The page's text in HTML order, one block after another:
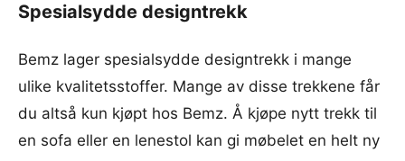
Spesialsydde designtrekk
Bemz lager spesialsydde designtrekk i mange
ulike kvalitetsstoffer. Mange av disse trekkene får
du altså kun kjøpt hos Bemz. Å kjøpe nytt trekk til
en sofa eller en lenestol kan gi møbelet en helt ny